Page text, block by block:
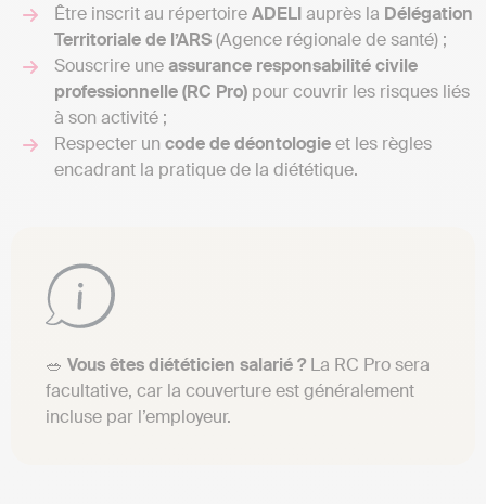
Être inscrit au répertoireADELIauprès la Délégation
Territoriale de l’ARS(Agence régionale de santé) ;
Souscrire uneassurance responsabilité civile
professionnelle (RC Pro) pour couvrir les risques liés
à son activité ;
Respecter un code de déontologieet les règles
encadrant la pratique de la diététique.
🥗 Vous êtes diététicien salarié ? La RC Pro sera
facultative, car la couverture est généralement
incluse par l’employeur.